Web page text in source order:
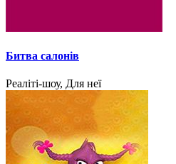
Битва салонів
Реаліті-шоу, Для неї